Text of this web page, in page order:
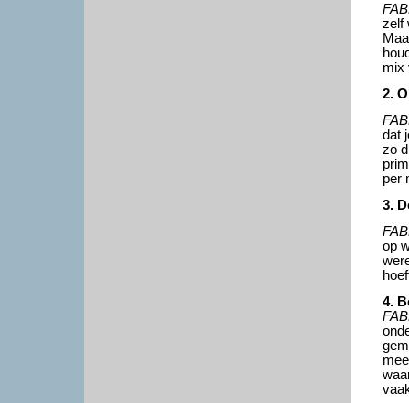
zelf
mix
2.
dat
zo
per
3.
op
4.